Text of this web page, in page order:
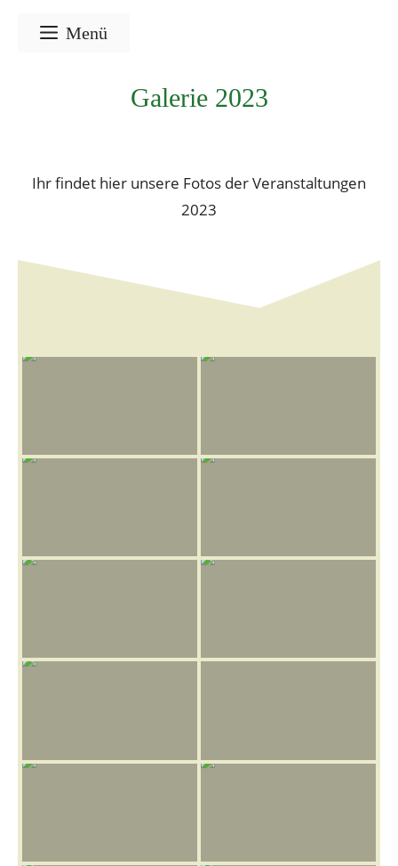
Menü
Galerie 2023
Ihr findet hier unsere Fotos der Veranstaltungen
2023